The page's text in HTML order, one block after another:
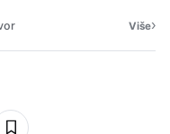
Više›